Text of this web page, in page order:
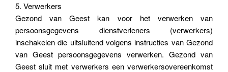
5. Verwerkers
Gezond van Geest kan voor het verwerken van
persoonsgegevens dienstverleners (verwerkers)
inschakelen die uitsluitend volgens instructies van Gezond
van Geest persoonsgegevens verwerken. Gezond van
Geest sluit met verwerkers een verwerkersovereenkomst